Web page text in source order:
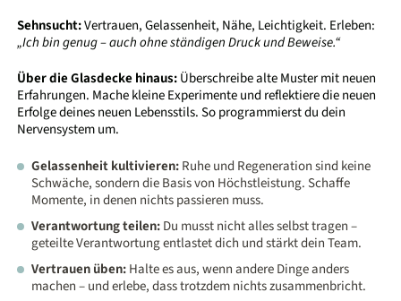
Sehnsucht:Vertrauen, Gelassenheit, Nähe, Leichtigkeit. Erleben:
„Ich bin genug – auch ohne ständigen Druck und Beweise.“
Über die Glasdecke hinaus:Überschreibe alte Muster mit neuen
Erfahrungen. Mache kleine Experimente und reflektiere die neuen
Erfolge deines neuen Lebensstils. So programmierst du dein
Nervensystem um.
Gelassenheit kultivieren:Ruhe und Regeneration sind keine
Schwäche, sondern die Basis von Höchstleistung. Schaffe
Momente, in denen nichts passieren muss.
Verantwortung teilen:Du musst nicht alles selbst tragen –
geteilte Verantwortung entlastet dich und stärkt dein Team.
Vertrauen üben:Halte es aus, wenn andere Dinge anders
machen – und erlebe, dass trotzdem nichts zusammenbricht.